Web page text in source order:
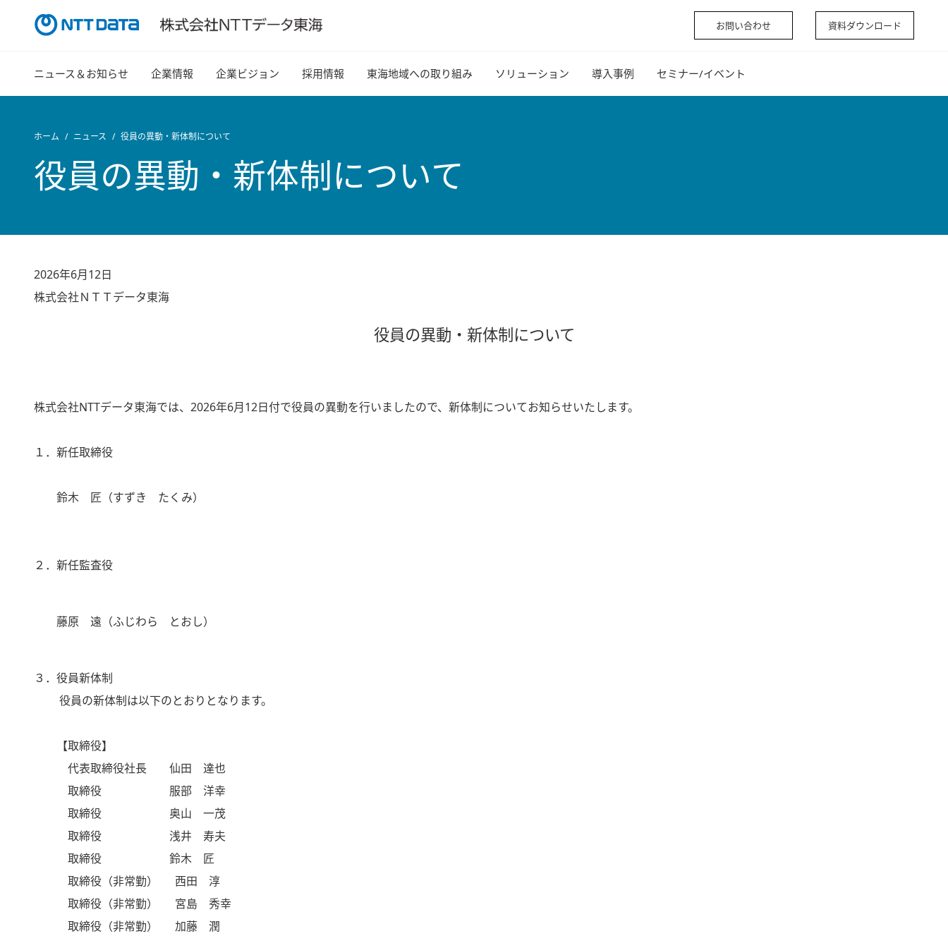
お問い合わせ 資料ダウンロード
ニュース＆お知らせ 企業情報 企業ビジョン 採用情報 東海地域への取り組み ソリューション 導入事例 セミナー/イベント
ホーム ニュース 役員の異動・新体制について
役員の異動・新体制について
2026年6月12日
株式会社ＮＴＴデータ東海
役員の異動・新体制について
株式会社NTTデータ東海では、2026年6月12日付で役員の異動を行いましたので、新体制についてお知らせいたします。
１．新任取締役
鈴木 匠（すずき たくみ）
２．新任監査役
藤原 遠（ふじわら とおし）
３．役員新体制
役員の新体制は以下のとおりとなります。
【取締役】
代表取締役社長 仙田 達也
取締役 服部 洋幸
取締役 奥山 一茂
取締役 浅井 寿夫
取締役 鈴木 匠
取締役（非常勤） 西田 淳
取締役（非常勤） 宮島 秀幸
取締役（非常勤） 加藤 潤